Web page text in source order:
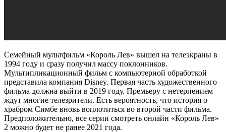
Семейный мультфильм «Король Лев» вышел на телеэкраны в
1994 году и сразу получил массу поклонников.
Мультипликационный фильм с компьютерной обработкой
представила компания Disney. Первая часть художественного
фильма должна выйти в 2019 году. Премьеру с нетерпением
ждут многие телезрители. Есть вероятность, что история о
храбром Симбе вновь воплотиться во второй части фильма.
Предположительно, все серии смотреть онлайн «Король Лев»
2 можно будет не ранее 2021 года.